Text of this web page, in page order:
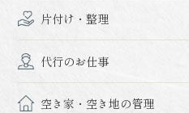
片付け・整理
代行のお仕事
空き家・空き地の管理